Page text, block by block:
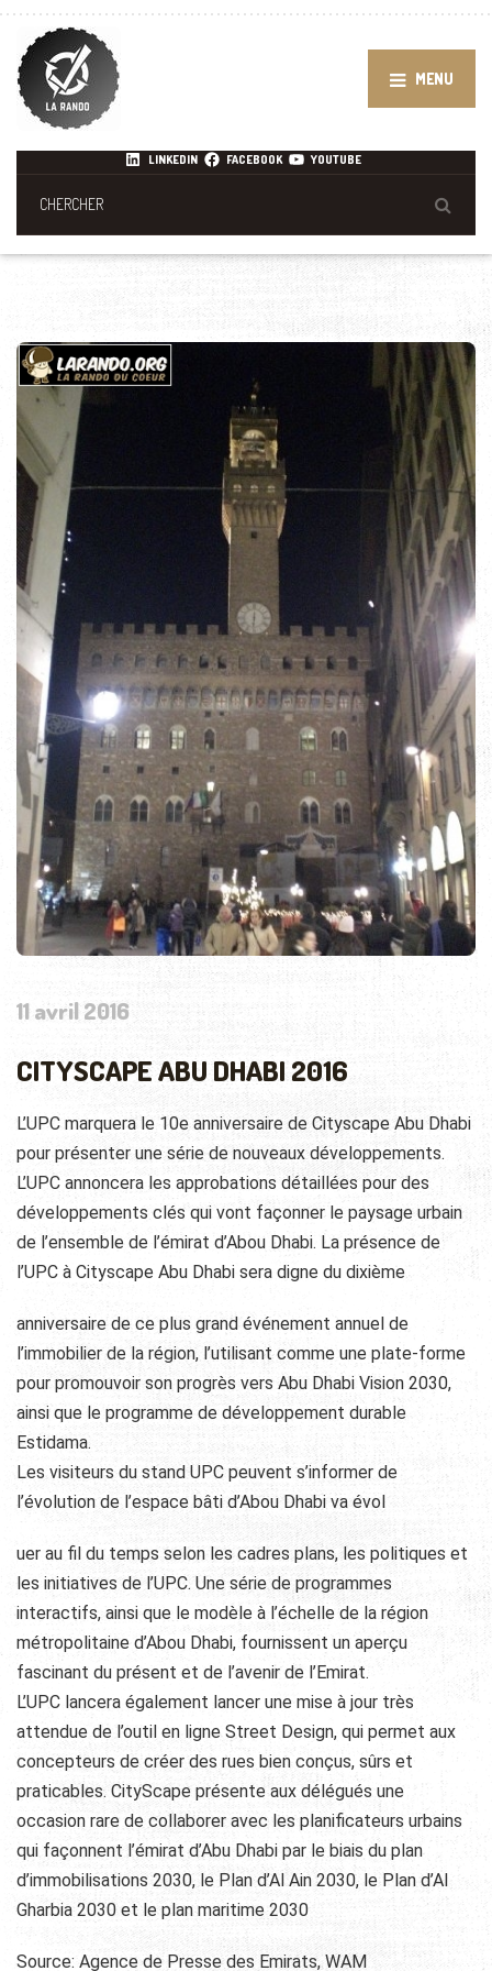
MENU
LINKEDIN FACEBOOK YOUTUBE
11 avril 2016
CITYSCAPE ABU DHABI 2016
L’UPC marquera le 10e anniversaire de Cityscape Abu Dhabi
pour présenter une série de nouveaux développements.
L’UPC annoncera les approbations détaillées pour des
développements clés qui vont façonner le paysage urbain
de l’ensemble de l’émirat d’Abou Dhabi. La présence de
l’UPC à Cityscape Abu Dhabi sera digne du dixième
anniversaire de ce plus grand événement annuel de
l’immobilier de la région, l’utilisant comme une plate-forme
pour promouvoir son progrès vers Abu Dhabi Vision 2030,
ainsi que le programme de développement durable
Estidama.
Les visiteurs du stand UPC peuvent s’informer de
l’évolution de l’espace bâti d’Abou Dhabi va évol
uer au fil du temps selon les cadres plans, les politiques et
les initiatives de l’UPC. Une série de programmes
interactifs, ainsi que le modèle à l’échelle de la région
métropolitaine d’Abou Dhabi, fournissent un aperçu
fascinant du présent et de l’avenir de l’Emirat.
L’UPC lancera également lancer une mise à jour très
attendue de l’outil en ligne Street Design, qui permet aux
concepteurs de créer des rues bien conçus, sûrs et
praticables. CityScape présente aux délégués une
occasion rare de collaborer avec les planificateurs urbains
qui façonnent l’émirat d’Abu Dhabi par le biais du plan
d’immobilisations 2030, le Plan d’Al Ain 2030, le Plan d’Al
Gharbia 2030 et le plan maritime 2030
Source: Agence de Presse des Emirats, WAM